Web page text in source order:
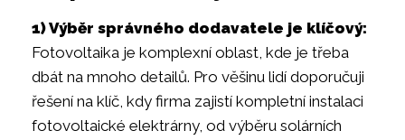
1) Výběr správného dodavatele je klíčový:
Fotovoltaika je komplexní oblast, kde je třeba
dbát na mnoho detailů. Pro věšinu lidí doporučuji
řešení na klíč, kdy firma zajistí kompletní instalaci
fotovoltaické elektrárny, od výběru solárních